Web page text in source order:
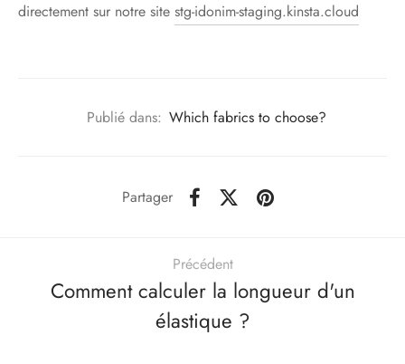
directement sur notre site stg-idonim-staging.kinsta.cloud
Publié dans: Which fabrics to choose?
Partager
Précédent
Comment calculer la longueur d'un
élastique ?